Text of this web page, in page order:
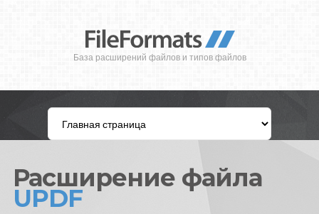
База расширений файлов и типов файлов
Расширение файла
UPDF